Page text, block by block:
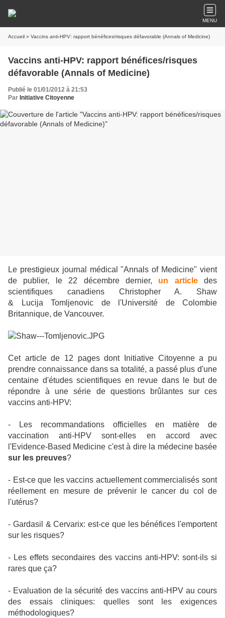
MENU
Accueil » Vaccins anti-HPV: rapport bénéfices/risques défavorable (Annals of Medicine)
Vaccins anti-HPV: rapport bénéfices/risques
défavorable (Annals of Medicine)
Publié le 01/01/2012 à 21:53
Par Initiative Citoyenne
Le prestigieux journal médical "Annals of Medicine" vient
de publier, le 22 décembre dernier, un article
des
scientifiques canadiens Christopher A. Shaw
& Lucija Tomljenovic de l'Université de Colombie
Britannique, de Vancouver.
Cet article de 12 pages dont Initiative Citoyenne a pu
prendre connaissance dans sa totalité, a passé plus d'une
centaine d'études scientifiques en revue dans le but de
répondre à une série de questions brûlantes sur ces
vaccins anti-HPV:
- Les recommandations officielles en matière de
vaccination anti-HPV sont-elles en accord avec
l'Evidence-Based Medicine c'est à dire la médecine basée
sur les preuves?
- Est-ce que les vaccins actuellement commercialisés sont
réellement en mesure de prévenir le cancer du col de
l'utérus?
- Gardasil & Cervarix: est-ce que les bénéfices l'emportent
sur les risques?
- Les effets secondaires des vaccins anti-HPV: sont-ils si
rares que ça?
- Evaluation de la sécurité des vaccins anti-HPV au cours
des essais cliniques: quelles sont les exigences
méthodologiques?